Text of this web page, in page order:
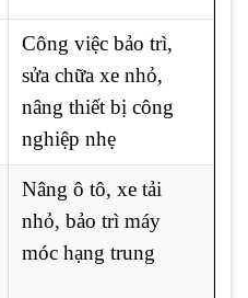
Công việc bảo trì,
sửa chữa xe nhỏ,
nâng thiết bị công
nghiệp nhẹ
Nâng ô tô, xe tải
nhỏ, bảo trì máy
móc hạng trung